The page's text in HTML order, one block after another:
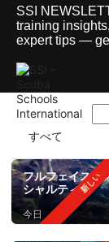
SSI
training
expert tips —
フルフェイスマ
シャルティ
今日